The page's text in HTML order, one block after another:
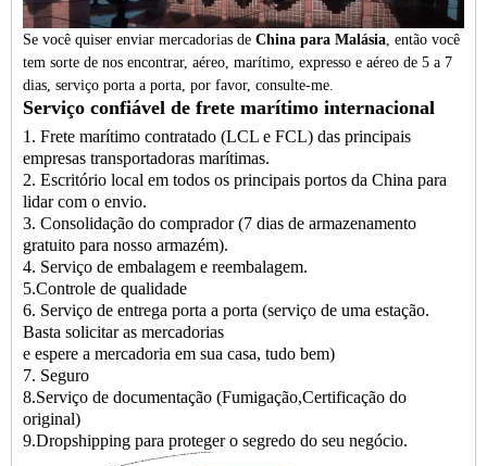
Se você quiser enviar mercadorias de China para Malásia , então você
tem sorte de nos encontrar, aéreo, marítimo, expresso e aéreo de 5 a 7
dias, serviço porta a porta, por favor, consulte-me.
Serviço confiável de frete marítimo internacional
1. Frete marítimo contratado (LCL e FCL) das principais
empresas transportadoras marítimas.
2. Escritório local em todos os principais portos da China para
lidar com o envio.
3. Consolidação do comprador (7 dias de armazenamento
gratuito para nosso armazém).
4. Serviço de embalagem e reembalagem.
5.Controle de qualidade
6. Serviço de entrega porta a porta (serviço de uma estação.
Basta solicitar as mercadorias
e espere a mercadoria em sua casa, tudo bem)
7. Seguro
8.Serviço de documentação (Fumigação,Certificação do
original)
9.Dropshipping para proteger o segredo do seu negócio.